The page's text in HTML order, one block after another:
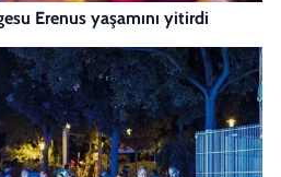
Erenus yaşamını yitirdi